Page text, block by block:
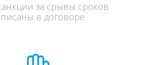
за срывы сроков
в договоре